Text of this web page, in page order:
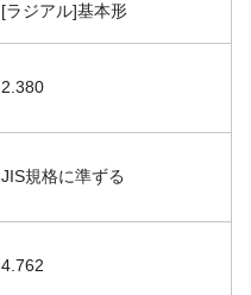
[ラジアル]基本形
2.380
JIS規格に準ずる
4.762